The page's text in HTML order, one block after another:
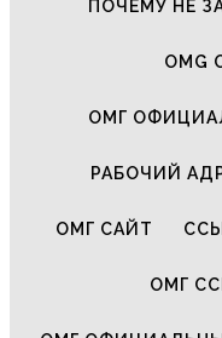
ПОЧЕМУ НЕ
OMG
ОМГ
РАБОЧИЙ
ОМГ САЙТ
ОМГ